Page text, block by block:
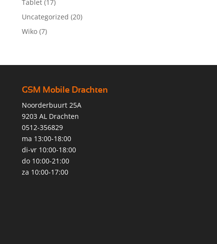
Tablet (17)
Uncategorized (20)
Wiko (7)
GSM Mobile Drachten
Noorderbuurt 25A
9203 AL Drachten
0512-356829
ma 13:00-18:00
di-vr 10:00-18:00
do 10:00-21:00
za 10:00-17:00